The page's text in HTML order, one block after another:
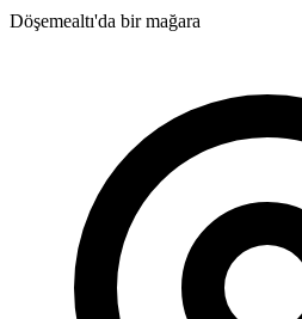
Döşemealtı'da bir mağara